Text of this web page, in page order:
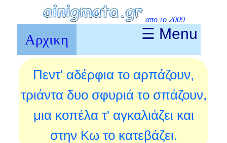
απο το 2009
Αρχικη ☰ Menu
Πεντ' αδέρφια το αρπάζουν,
τριάντα δυο σφυριά το σπάζουν,
μια κοπέλα τ' αγκαλιάζει και
στην Κω το κατεβάζει.